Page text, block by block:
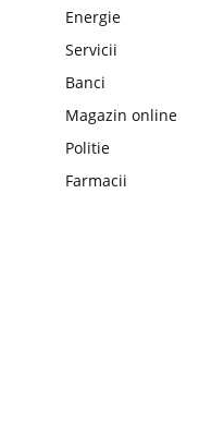
Energie
Servicii
Banci
Magazin online
Politie
Farmacii